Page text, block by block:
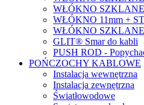
WŁÓKNO SZKLANE
WŁÓKNO 11mm +
WŁÓKNO SZKLANE
GLIT® Smar do kabli
PUSH ROD -
POŃCZOCHY KABLOWE
Instalacja wewnętrzna
Instalacja zewnętrzna
Światłowodowe